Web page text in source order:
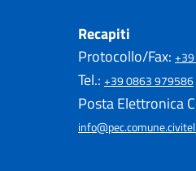
Recapiti
Protocollo/Fax:
Tel.: +39 0863 979586
Posta Elettronica